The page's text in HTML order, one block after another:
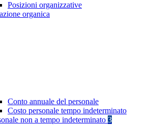
Posizioni organizzative
organica
Conto annuale del personale
Costo personale tempo indeterminato
non a tempo indeterminato 3